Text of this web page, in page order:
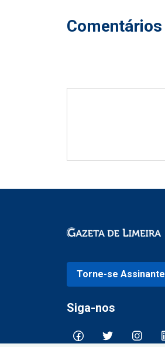
Comentários
Torne-se Assinante
Siga-nos